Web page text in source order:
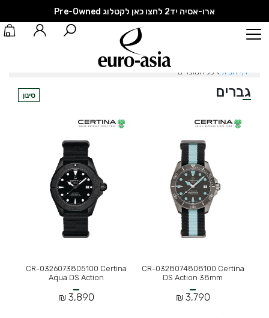
ארו-אסיה יד2 לחצו כאן לקטלוג Pre-Owned
0
דף הבית > כל המוצרים
גברים סינון
CR-0328074808100 Certina
DS Action 38mm
3,790 ₪
CR-0326073805100 Certina
Aqua DS Action
3,890 ₪